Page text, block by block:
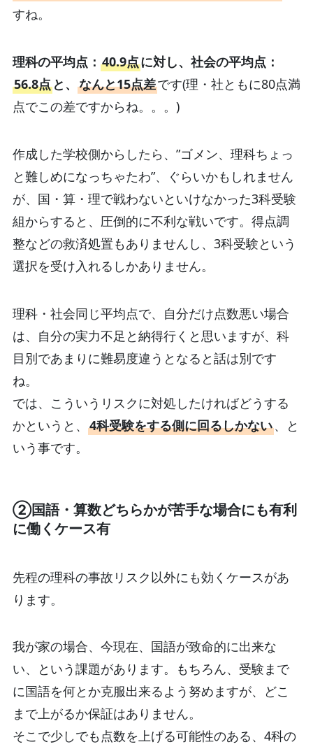
すね。
理科の平均点： 40.9点に対し、社会の平均点：
56.8点と、 なんと15点差です(理・社ともに80点満
点でこの差ですからね。。。)
作成した学校側からしたら、”ゴメン、理科ちょっ
と難しめになっちゃたわ”、ぐらいかもしれません
が、国・算・理で戦わないといけなかった3科受験
組からすると、圧倒的に不利な戦いです。得点調
整などの救済処置もありませんし、3科受験という
選択を受け入れるしかありません。
理科・社会同じ平均点で、自分だけ点数悪い場合
は、自分の実力不足と納得行くと思いますが、科
目別であまりに難易度違うとなると話は別です
ね。
では、こういうリスクに対処したければどうする
かというと、 4科受験をする側に回るしかない、と
いう事です。
②国語・算数どちらかが苦手な場合にも有利
に働くケース有
先程の理科の事故リスク以外にも効くケースがあ
ります。
我が家の場合、今現在、国語が致命的に出来な
い、という課題があります。もちろん、受験まで
に国語を何とか克服出来るよう努めますが、どこ
まで上がるか保証はありません。
そこで少しでも点数を上げる可能性のある、4科の